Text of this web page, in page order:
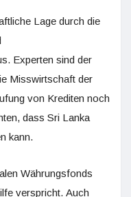
Lage durch die
Experten sind der
Misswirtschaft der
von Krediten noch
dass Sri Lanka
kann.
Währungsfonds
verspricht. Auch